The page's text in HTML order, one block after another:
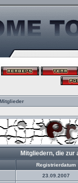
Mitgliedern, die
Registrierdatum
23.09.2007